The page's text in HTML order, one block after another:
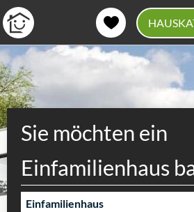
Sie möchten ein
Einfamilienhaus